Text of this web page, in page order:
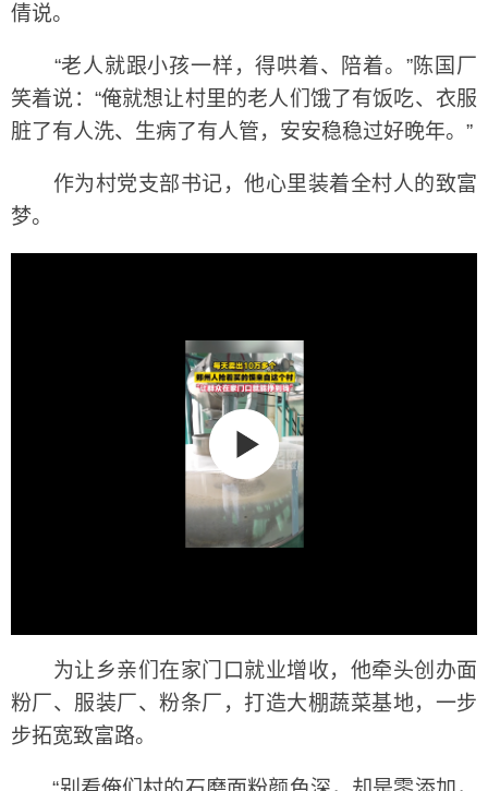
倩说。
“老人就跟小孩一样，得哄着、陪着。”陈国厂
笑着说：“俺就想让村里的老人们饿了有饭吃、衣服
脏了有人洗、生病了有人管，安安稳稳过好晚年。”
作为村党支部书记，他心里装着全村人的致富
梦。
为让乡亲们在家门口就业增收，他牵头创办面
粉厂、服装厂、粉条厂，打造大棚蔬菜基地，一步
步拓宽致富路。